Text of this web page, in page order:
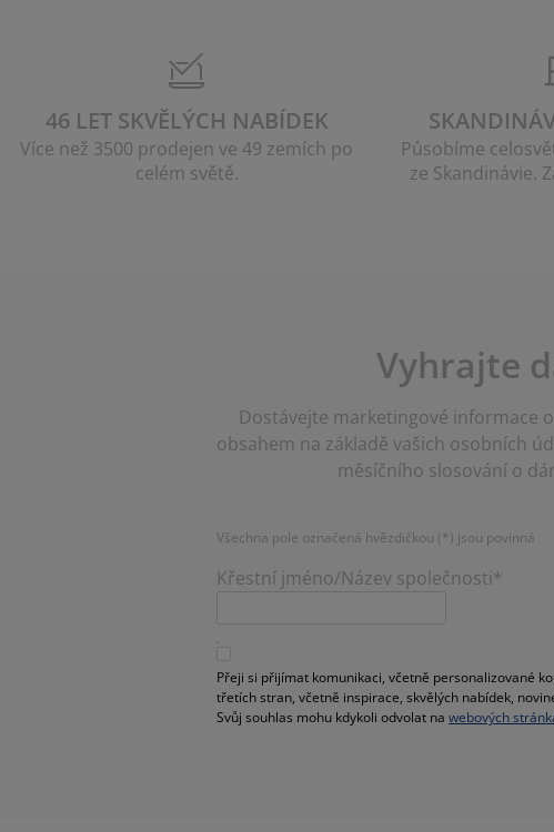
46 LET SKVĚLÝCH NABÍDEK
Více než 3500 prodejen ve 49 zemích po
celém světě.
Působíme
ze Skandinávie.
Vyhrajte
Dostávejte marketingové informace
obsahem na základě vašich osobních
měsíčního slosování o
Všechna pole označená hvězdičkou (*) jsou povinná
Křestní jméno/Název společnosti*
Přeji si přijímat komunikaci, včetně personalizované
třetích stran, včetně inspirace, skvělých nabídek,
Svůj souhlas mohu kdykoli odvolat na webových